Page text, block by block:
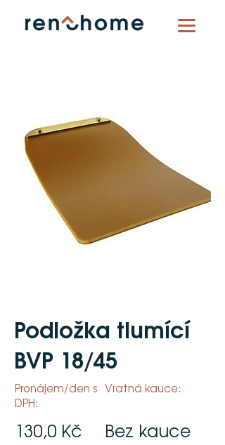
Podložka tlumící
BVP 18/45
Pronájem/den s
DPH:
Vratná kauce:
130,0 Kč Bez kauce